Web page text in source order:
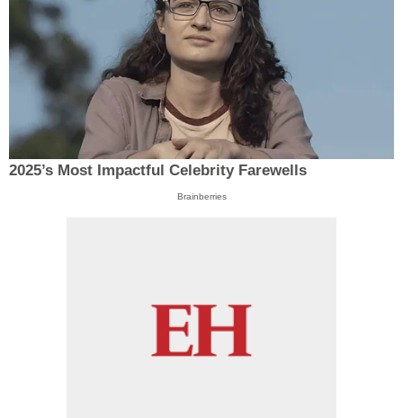
2025’s Most Impactful Celebrity Farewells
Brainberries